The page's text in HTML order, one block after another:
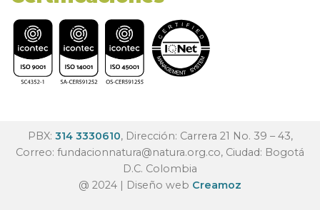
PBX: 314 3330610, Dirección: Carrera 21 No. 39 – 43,
Correo: fundacionnatura@natura.org.co, Ciudad: Bogotá
D.C. Colombia
@ 2024 | Diseño web Creamoz